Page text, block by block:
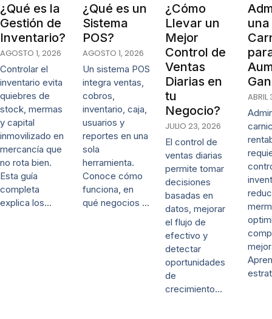
¿Qué es la
Gestión de
Inventario?
AGOSTO 1, 2026
Controlar el
inventario evita
quiebres de
stock, mermas
y capital
inmovilizado en
mercancía que
no rota bien.
Esta guía
completa
explica los…
¿Qué es un
Sistema
POS?
AGOSTO 1, 2026
Un sistema POS
integra ventas,
cobros,
inventario, caja,
usuarios y
reportes en una
sola
herramienta.
Conoce cómo
funciona, en
qué negocios …
¿Cómo
Llevar un
Mejor
Control de
Ventas
Diarias en
tu
Negocio?
JULIO 23, 2026
El control de
ventas diarias
permite tomar
decisiones
basadas en
datos, mejorar
el flujo de
efectivo y
detectar
oportunidades
de
crecimiento…
una